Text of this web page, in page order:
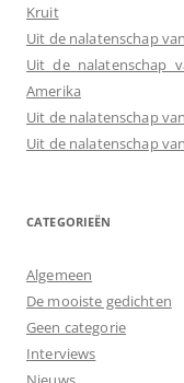
Kruit
Uit de nalatenschap
Uit de nalatenschap
Amerika
Uit de nalatenschap
Uit de nalatenschap
CATEGORIEËN
Algemeen
De mooiste gedichten
Geen categorie
Interviews